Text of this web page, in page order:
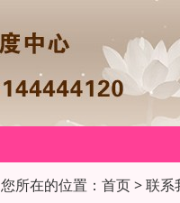
您所在的位置： 首页> 联系